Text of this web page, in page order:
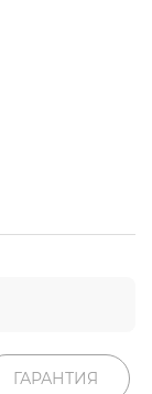
ГАРАНТИЯ